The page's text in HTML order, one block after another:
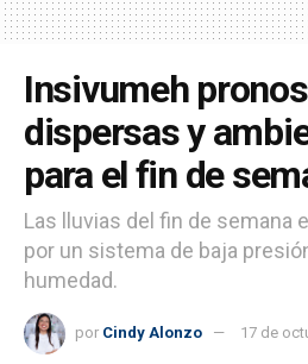
Insivumeh
dispersas y
para el fin de
Las lluvias del fin de semana
por un sistema de baja
humedad.
por Cindy Alonzo 17 de